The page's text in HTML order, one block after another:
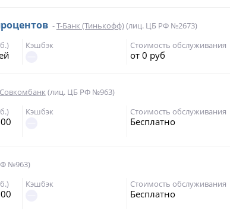
-Т-Банк (Тинькофф)(лиц. ЦБ РФ №2673)
Кэшбэк Стоимость обслуживания
от 0 руб
Совкомбанк (лиц. ЦБ РФ №963)
Кэшбэк Стоимость обслуживания
Бесплатно
№963)
Кэшбэк Стоимость обслуживания
Бесплатно